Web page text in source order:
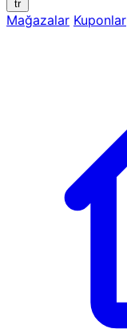
tr
Mağazalar Kuponlar